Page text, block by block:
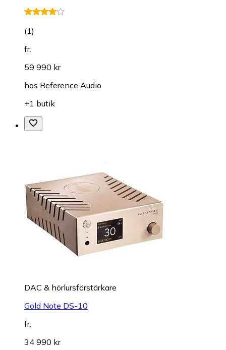
(1)
fr.
59 990 kr
hos Reference Audio
+1 butik
DAC & hörlursförstärkare
Gold Note DS-10
fr.
34 990 kr